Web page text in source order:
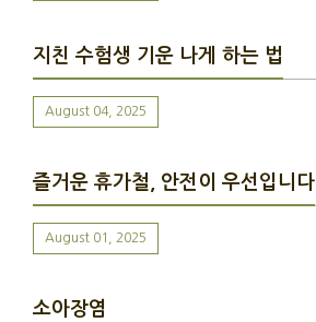
지친 수험생 기운 나게 하는 법
August 04, 2025
즐거운 휴가철, 안전이 우선입니다
August 01, 2025
소아장염